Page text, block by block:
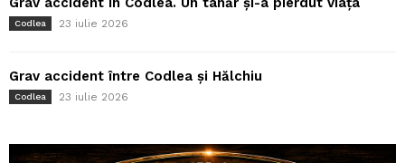
Codlea 23 iulie 2026
Grav accident între Codlea și Hălchiu
Codlea 23 iulie 2026